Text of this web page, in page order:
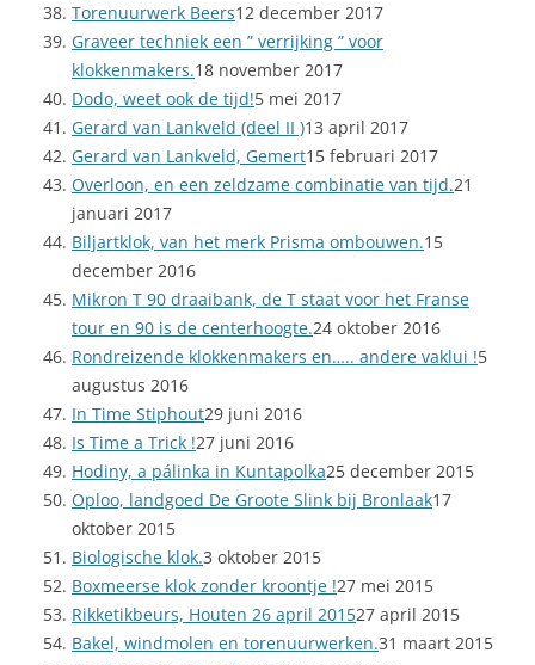
Torenuurwerk Beers12 december 2017
Graveer techniek een ” verrijking ” voor
klokkenmakers.18 november 2017
Dodo, weet ook de tijd!5 mei 2017
Gerard van Lankveld (deel II )13 april 2017
Gerard van Lankveld, Gemert15 februari 2017
Overloon, en een zeldzame combinatie van tijd.21
januari 2017
Biljartklok, van het merk Prisma ombouwen.15
december 2016
Mikron T 90 draaibank, de T staat voor het Franse
tour en 90 is de centerhoogte.24 oktober 2016
Rondreizende klokkenmakers en….. andere vaklui !5
augustus 2016
In Time Stiphout29 juni 2016
Is Time a Trick !27 juni 2016
Hodiny, a pálinka in Kuntapolka25 december 2015
Oploo, landgoed De Groote Slink bij Bronlaak17
oktober 2015
Biologische klok.3 oktober 2015
Boxmeerse klok zonder kroontje !27 mei 2015
Rikketikbeurs, Houten 26 april 201527 april 2015
Bakel, windmolen en torenuurwerken.31 maart 2015